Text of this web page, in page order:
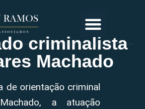
criminalista
Machado
de orientação criminal
a atuação